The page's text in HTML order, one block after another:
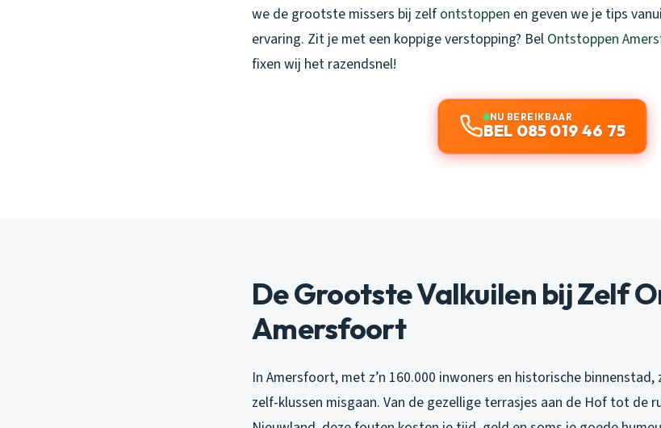
we de grootste missers bij zelf ontstoppen en geven we je tips
ervaring. Zit je met een koppige verstopping? Bel Ontstoppen
fixen wij het razendsnel!
NU BEREIKBAAR
BEL 085 019 46 75
De Grootste Valkuilen bij Zelf
Amersfoort
In Amersfoort, met z’n 160.000 inwoners en historische
zelf-klussen misgaan. Van de gezellige terrasjes aan de Hof tot de